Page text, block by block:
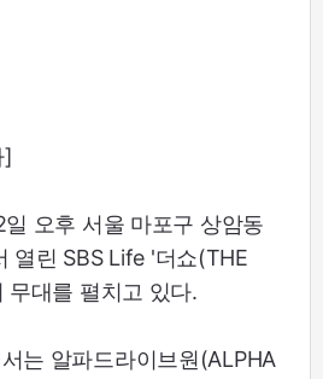
]
오후 서울 마포구 상암동
열린 SBS Life '더쇼(THE
무대를 펼치고 있다.
는 알파드라이브원(ALPHA